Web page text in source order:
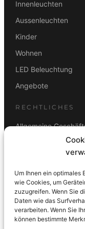
Um Ihnen ein optimales
wie Cookies, um
zuzugreifen. Wenn Sie
Daten wie das
verarbeiten. Wenn Sie
können bestimmte
Innenleuchten
Aussenleuchten
Kinder
Wohnen
LED Beleuchtung
Angebote
RECHTLICHES
Allgemeine
Rücktrittsbelehrung
Vorkasse Visa